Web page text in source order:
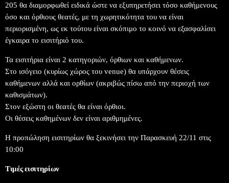
205 θα διαμορφωθεί ειδικά ώστε να εξυπηρετήσει τόσο καθήμενους
όσο και όρθιους θεατές, με τη χωρητικότητα του να είναι
περιορισμένη, ως εκ τούτου είναι σκόπιμο το κοινό να εξασφαλίσει
έγκαιρα το εισιτήριό του.
Τα εισιτήρια είναι 2 κατηγοριών, όρθιων και καθήμενων.
Στο ισόγειο (κυρίως χώρος του venue) θα υπάρχουν θέσεις
καθήμενων αλλά και ορθίων (ακριβώς πίσω από την περιοχή των
καθισμάτων).
Στον εξώστη οι θεατές θα είναι όρθιοι.
Οι θέσεις καθημένων δεν είναι αριθμημένες.
Η προπώληση εισιτηρίων θα ξεκινήσει την Παρασκευή 22/11 στις
10:00
Τιμές εισιτηρίων